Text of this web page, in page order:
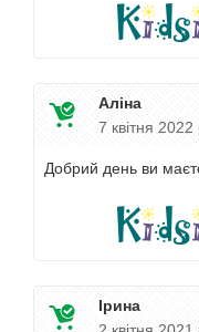
Аліна
7 квітня 2022
Добрий день ви
Ірина